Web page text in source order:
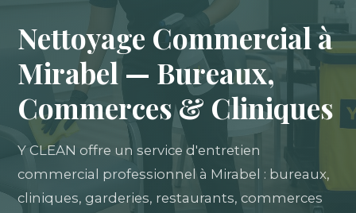
Nettoyage Commercial à
Mirabel — Bureaux,
Commerces & Cliniques
Y CLEAN offre un service d'entretien
commercial professionnel à Mirabel : bureaux,
cliniques, garderies, restaurants, commerces